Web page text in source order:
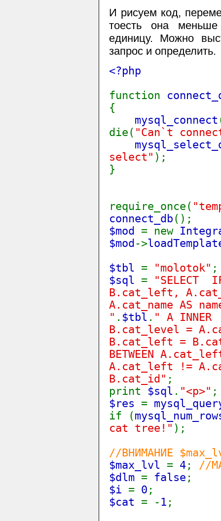
И рисуем код,
тоесть она
единицу. Мoжно
запрос и определить.
<?php
function
{
mysql_connect
die( "Can`t
select" );
}
require_once(
connect_db ();
$mod = new
$mod ->
$tbl = "molotok" ;
$sql =
"SELECT
B.cat_left,
A.cat_name AS
" . $tbl . " A
B.cat_level =
B.cat_left =
BETWEEN
A.cat_left !=
B.cat_id" ;
print $sql . "<p>" ;
$res =
if (
cat tree!" );
//ВНИМАНИЕ
$max_lvl = 4 ; //
$dlm = false ;
$i = 0 ;
$cat = - 1 ;